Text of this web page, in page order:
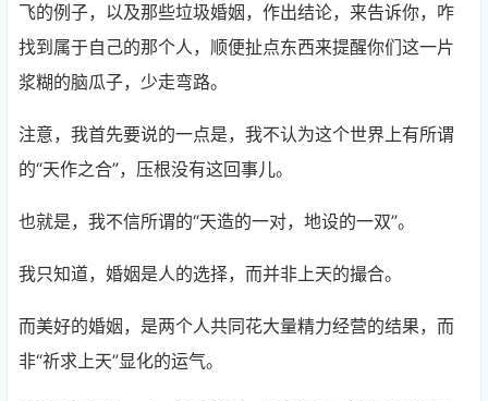
飞的例子，以及那些垃圾婚姻，作出结论，来告诉你，咋
找到属于自己的那个人，顺便扯点东西来提醒你们这一片
浆糊的脑瓜子，少走弯路。
注意，我首先要说的一点是，我不认为这个世界上有所谓
的“天作之合”，压根没有这回事儿。
也就是，我不信所谓的“天造的一对，地设的一双”。
我只知道，婚姻是人的选择，而并非上天的撮合。
而美好的婚姻，是两个人共同花大量精力经营的结果，而
非“祈求上天”显化的运气。